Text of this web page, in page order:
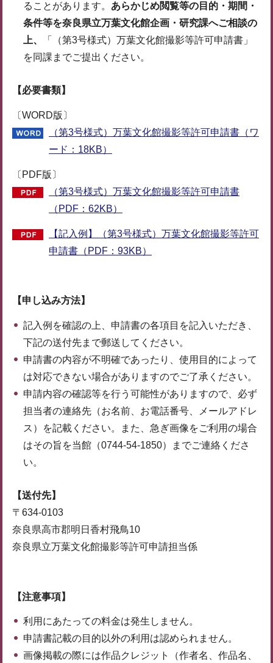
ることがあります。 あらかじめ閲覧等の目的・期間・
条件等を奈良県立万葉文化館企画・研究課へご相談の
上、
「（第3号様式）万葉文化館撮影等許可申請書」
を同課までご提出ください。
【必要書類】
〔WORD版〕
（第3号様式）万葉文化館撮影等許可申請書（ワ
ード：18KB）
〔PDF版〕
（第3号様式）万葉文化館撮影等許可申請書
（PDF：62KB）
【記入例】（第3号様式）万葉文化館撮影等許可
申請書（PDF：93KB）
【申し込み方法】
記入例を確認の上、申請書の各項目を記入いただき、
下記の送付先まで郵送してください。
申請書の内容が不明確であったり、使用目的によって
は対応できない場合がありますのでご了承ください。
申請内容の確認等を行う可能性がありますので、必ず
担当者の連絡先（お名前、お電話番号、メールアドレ
ス）を記載ください。また、急ぎ画像をご利用の場合
はその旨を当館（0744-54-1850）までご連絡くださ
い。
【送付先】
〒634-0103
奈良県高市郡明日香村飛鳥10
奈良県立万葉文化館撮影等許可申請担当係
【注意事項】
利用にあたっての料金は発生しません。
申請書記載の目的以外の利用は認められません。
画像掲載の際には作品クレジット（作者名、作品名、